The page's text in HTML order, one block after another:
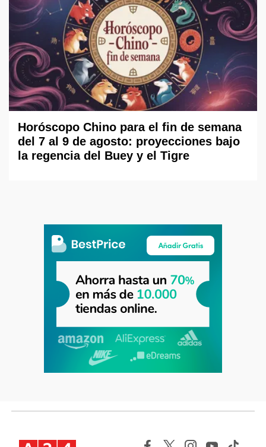
Horóscopo Chino para el fin de semana
del 7 al 9 de agosto: proyecciones bajo
la regencia del Buey y el Tigre